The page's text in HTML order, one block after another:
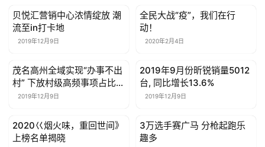
康
资
关
于
们
母婴亲子
贝悦汇营销中心浓情绽放 潮
流至in打卡地
2019年12月9日
母婴亲子
全民大战“疫”，我们在行
动！
2020年2月4日
母婴亲子
茂名高州全域实现“办事不出
村” 下放村级高频事项占比
82.35%
2019年12月9日
母婴亲子
2019年9月份昕锐销量5012
台, 同比增长13.6%
2019年12月9日
母婴亲子
2020巜烟火味，重回世间》
上榜名单揭晓
母婴亲子
3万选手赛广马 分枪起跑乐
趣多